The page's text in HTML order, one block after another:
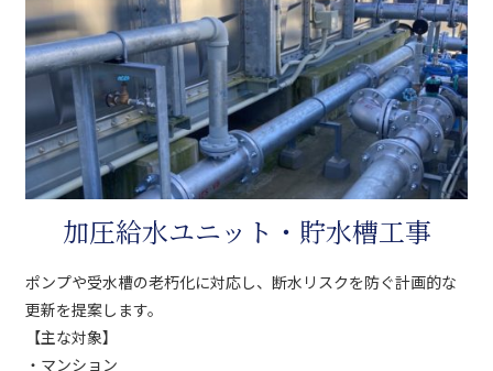
加圧給水ユニット・貯水槽工事
ポンプや受水槽の老朽化に対応し、断水リスクを防ぐ計画的な
更新を提案します。
【主な対象】
・マンション